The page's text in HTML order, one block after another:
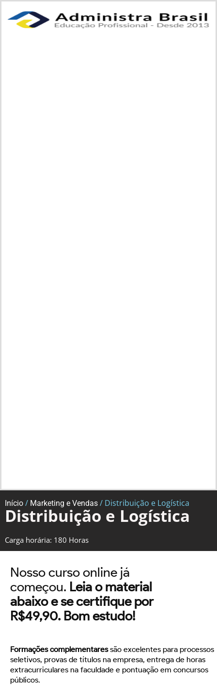
Início / Marketing e Vendas / Distribuição e Logística
Distribuição e Logística
Carga horária: 180 Horas
Nosso curso online já
começou. Leia o material
abaixo e se certifique por
R$49,90. Bom estudo!
Formações complementaressão excelentes para processos
seletivos, provas de títulos na empresa, entrega de horas
extracurriculares na faculdade e pontuação em concursos
públicos.